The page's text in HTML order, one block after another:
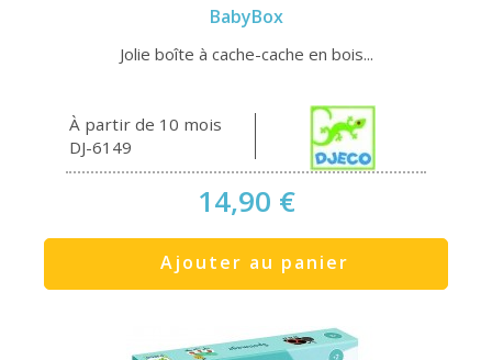
BabyBox
Jolie boîte à cache-cache en bois...
À partir de 10 mois
DJ-6149
14,90 €
Ajouter au panier